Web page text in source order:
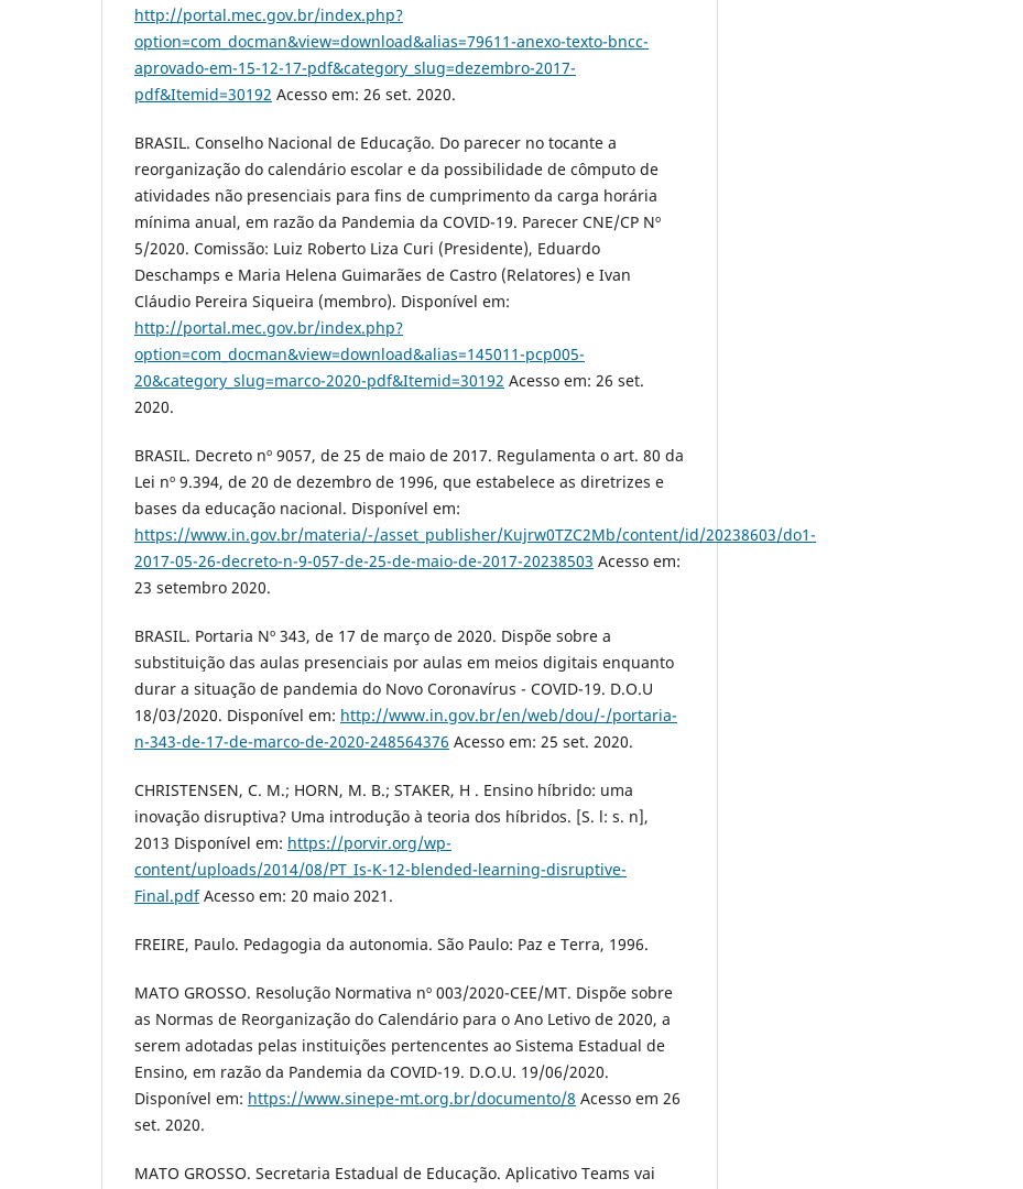
http://portal.mec.gov.br/index.php?
option=com_docman&view=download&alias=79611-anexo-texto-bncc-
aprovado-em-15-12-17-pdf&category_slug=dezembro-2017-
pdf&Itemid=30192 Acesso em: 26 set. 2020.
BRASIL. Conselho Nacional de Educação. Do parecer no tocante a
reorganização do calendário escolar e da possibilidade de cômputo de
atividades não presenciais para fins de cumprimento da carga horária
mínima anual, em razão da Pandemia da COVID-19. Parecer CNE/CP Nº
5/2020. Comissão: Luiz Roberto Liza Curi (Presidente), Eduardo
Deschamps e Maria Helena Guimarães de Castro (Relatores) e Ivan
Cláudio Pereira Siqueira (membro). Disponível em:
http://portal.mec.gov.br/index.php?
option=com_docman&view=download&alias=145011-pcp005-
20&category_slug=marco-2020-pdf&Itemid=30192 Acesso em: 26 set.
2020.
BRASIL. Decreto nº 9057, de 25 de maio de 2017. Regulamenta o art. 80 da
Lei nº 9.394, de 20 de dezembro de 1996, que estabelece as diretrizes e
bases da educação nacional. Disponível em:
https://www.in.gov.br/materia/-/asset_publisher/Kujrw0TZC2Mb/content/id/20238603/do1-
2017-05-26-decreto-n-9-057-de-25-de-maio-de-2017-20238503 Acesso em:
23 setembro 2020.
BRASIL. Portaria Nº 343, de 17 de março de 2020. Dispõe sobre a
substituição das aulas presenciais por aulas em meios digitais enquanto
durar a situação de pandemia do Novo Coronavírus - COVID-19. D.O.U
18/03/2020. Disponível em: http://www.in.gov.br/en/web/dou/-/portaria-
n-343-de-17-de-marco-de-2020-248564376 Acesso em: 25 set. 2020.
CHRISTENSEN, C. M.; HORN, M. B.; STAKER, H . Ensino híbrido: uma
inovação disruptiva? Uma introdução à teoria dos híbridos. [S. l: s. n],
2013 Disponível em: https://porvir.org/wp-
content/uploads/2014/08/PT_Is-K-12-blended-learning-disruptive-
Final.pdfAcesso em: 20 maio 2021.
FREIRE, Paulo. Pedagogia da autonomia. São Paulo: Paz e Terra, 1996.
MATO GROSSO. Resolução Normativa nº 003/2020-CEE/MT. Dispõe sobre
as Normas de Reorganização do Calendário para o Ano Letivo de 2020, a
serem adotadas pelas instituições pertencentes ao Sistema Estadual de
Ensino, em razão da Pandemia da COVID-19. D.O.U. 19/06/2020.
Disponível em: https://www.sinepe-mt.org.br/documento/8 Acesso em 26
set. 2020.
MATO GROSSO. Secretaria Estadual de Educação. Aplicativo Teams vai